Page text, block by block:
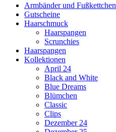
Armbänder und Fußkettchen
Gutscheine
Haarschmuck
Haarspangen
Scrunchies
Haarspangen
Kollektionen
April 24
Black and White
Blue Dreams
Blümchen
Classic
Clips
Dezember 24